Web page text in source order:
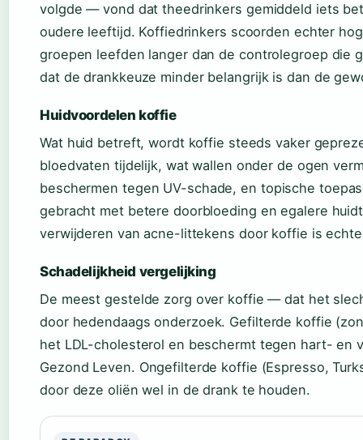
volgde — vond dat theedrinkers gemiddeld iets
oudere leeftijd. Koffiedrinkers scoorden echter
groepen leefden langer dan de controlegroep die
dat de drankkeuze minder belangrijk is dan de
Huidvoordelen koffie
Wat huid betreft, wordt koffie steeds vaker
bloedvaten tijdelijk, wat wallen onder de ogen
beschermen tegen UV-schade, en topische
gebracht met betere doorbloeding en egalere
verwijderen van acne-littekens door koffie is
Schadelijkheid vergelijking
De meest gestelde zorg over koffie — dat het
door hedendaags onderzoek. Gefilterde koffie
het LDL-cholesterol en beschermt tegen hart- en
Gezond Leven. Ongefilterde koffie (Espresso,
door deze oliën wel in de drank te houden.